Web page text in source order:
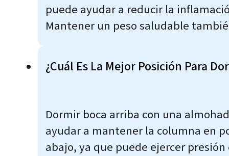
puede ayudar a reducir la
Mantener un peso saludable
¿Cuál Es La Mejor Posición Para
Dormir boca arriba con una
ayudar a mantener la columna en
abajo, ya que puede ejercer